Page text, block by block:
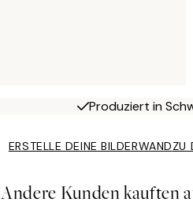
Produziert in
ERSTELLE DEINE BILDERWANDZU
Andere Kunden kauften